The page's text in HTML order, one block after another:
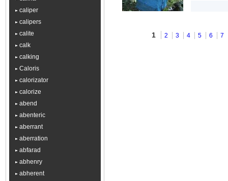
caliper
calipers
calite
calk
calking
Caloris
calorizator
calorize
abend
abenteric
aberrant
aberration
abfarad
abhenry
abherent
1 2 3 4 5 6 7